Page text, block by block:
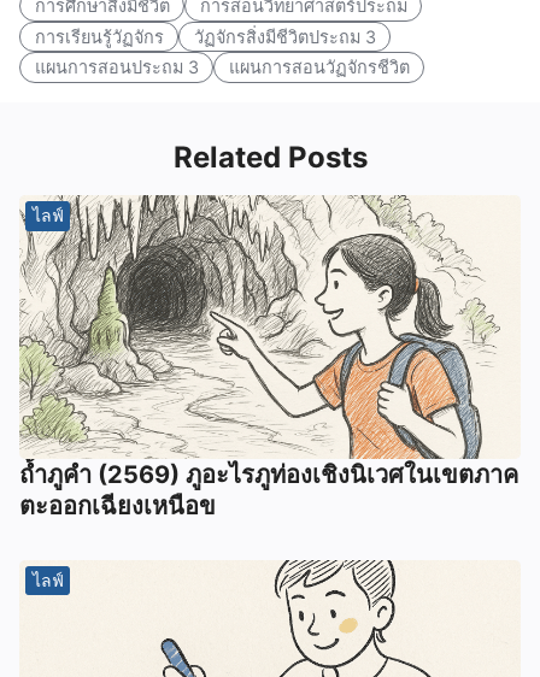
การศึกษาสิ่งมีชีวิต
การสอนวิทยาศาสตร์ประถม
การเรียนรู้วัฏจักร
วัฏจักรสิ่งมีชีวิตประถม 3
แผนการสอนประถม 3
แผนการสอนวัฏจักรชีวิต
Related Posts
ไลฟ์
ถ้ำภูคำ (2569) ภูอะไรภูท่องเชิงนิเวศในเขตภาค
ตะออกเฉียงเหนือข
ไลฟ์